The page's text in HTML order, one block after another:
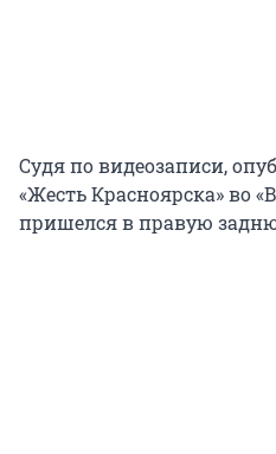
Судя по видеозаписи,
«Жесть Красноярска» во
пришелся в правую